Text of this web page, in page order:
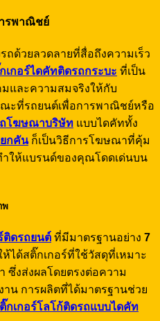
รพาณิชย์
ถด้วยลวดลายที่สื่อถึงความเร็ว
เกอร์ไดคัทติดรถกระบะ ที่เป็น
และความสมจริงให้กับ
ณะที่รถยนต์เพื่อการพาณิชย์หรือ
ถโฆษณาบริษัท แบบไดคัททั้ง
กคันก็เป็นวิธีการโฆษณาที่คุ้ม
ให้แบรนด์ของคุณโดดเด่นบน
พ
ติดรถยนต์ ที่มีมาตรฐานอย่าง 7
ได้สติ๊กเกอร์ที่ใช้วัสดุที่เหมาะ
ซึ่งส่งผลโดยตรงต่อความ
น การผลิตที่ได้มาตรฐานช่วย
กเกอร์โลโก้ติดรถแบบไดคัท